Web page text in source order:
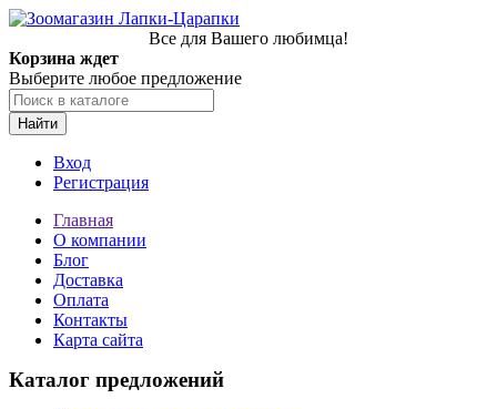
Все для Вашего любимца!
Корзина ждет
Выберите любое предложение
Найти
Вход
Регистрация
Главная
О компании
Блог
Доставка
Оплата
Контакты
Карта сайта
Каталог предложений